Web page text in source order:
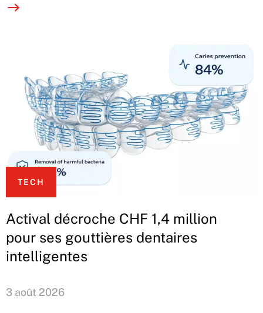
TECH
Actival décroche CHF 1,4 million
pour ses gouttières dentaires
intelligentes
3 août 2026